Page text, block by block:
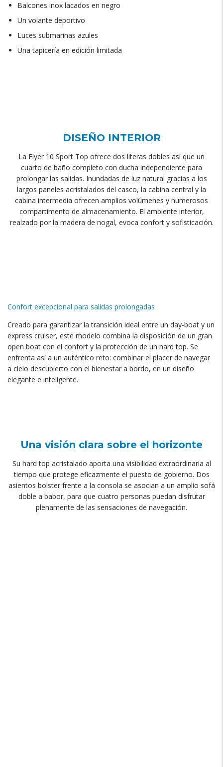
Balcones inox lacados en negro
Un volante deportivo
Luces submarinas azules
Una tapicería en edición limitada
DISEÑO INTERIOR
La Flyer 10 Sport Top ofrece dos literas dobles así que un
cuarto de baño completo con ducha independiente para
prolongar las salidas. Inundadas de luz natural gracias a los
largos paneles acristalados del casco, la cabina central y la
cabina intermedia ofrecen amplios volúmenes y numerosos
compartimento de almacenamiento. El ambiente interior,
realzado por la madera de nogal, evoca confort y sofisticación.
Confort excepcional para salidas prolongadas
Creado para garantizar la transición ideal entre un day-boat y un
express cruiser, este modelo combina la disposición de un gran
open boat con el confort y la protección de un hard top. Se
enfrenta así a un auténtico reto: combinar el placer de navegar
a cielo descubierto con el bienestar a bordo, en un diseño
elegante e inteligente.
Una visión clara sobre el horizonte
Su hard top acristalado aporta una visibilidad extraordinaria al
tiempo que protege eficazmente el puesto de gobierno. Dos
asientos bolster frente a la consola se asocian a un amplio sofá
doble a babor, para que cuatro personas puedan disfrutar
plenamente de las sensaciones de navegación.